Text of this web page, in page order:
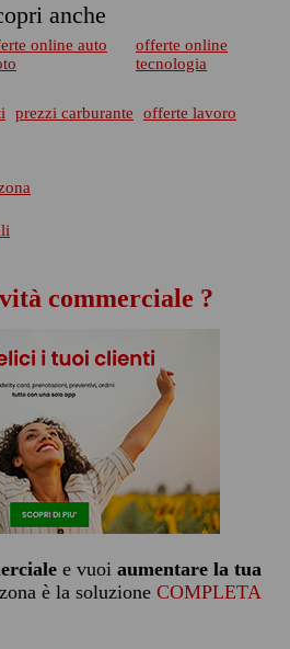
anche
online auto
offerte online
tecnologia
prezzi carburante
offerte lavoro
commerciale ?
e vuoi aumentare la tua
è la soluzione COMPLETA